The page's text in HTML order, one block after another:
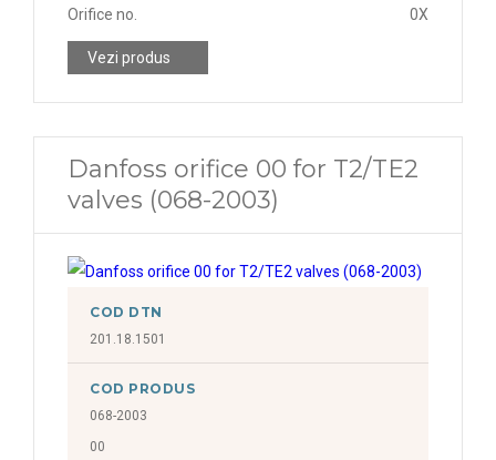
Orifice no.
0X
Vezi produs
Danfoss orifice 00 for T2/TE2
valves (068-2003)
COD DTN
201.18.1501
COD PRODUS
068-2003
00